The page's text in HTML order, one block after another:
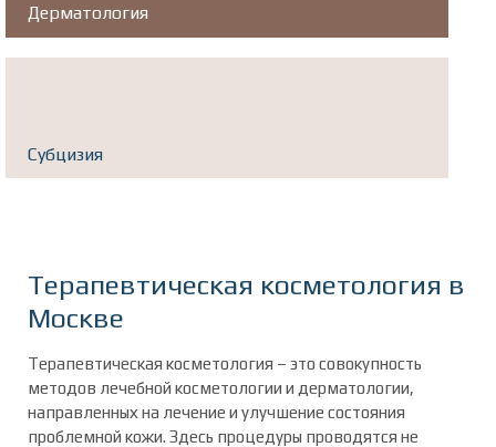
Субцизия
Дерматология
Терапевтическая косметология в
Москве
Терапевтическая косметология – это совокупность
методов лечебной косметологии и дерматологии,
направленных на лечение и улучшение состояния
проблемной кожи. Здесь процедуры проводятся не